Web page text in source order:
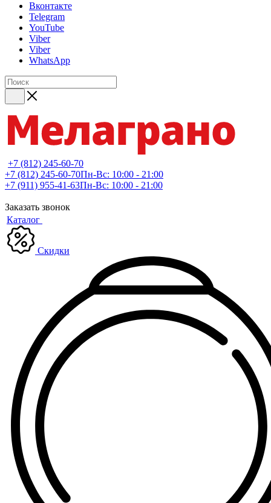
Вконтакте
Telegram
YouTube
Viber
Viber
WhatsApp
+7 (812) 245-60-70
+7 (812) 245-60-70Пн-Вс: 10:00 - 21:00
+7 (911) 955-41-63Пн-Вс: 10:00 - 21:00
Заказать звонок
Каталог
Скидки